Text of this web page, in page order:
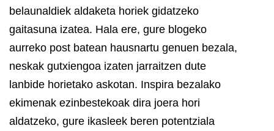
belaunaldiek aldaketa horiek gidatzeko
gaitasuna izatea. Hala ere, gure blogeko
aurreko post batean hausnartu genuen bezala,
neskak gutxiengoa izaten jarraitzen dute
lanbide horietako askotan. Inspira bezalako
ekimenak ezinbestekoak dira joera hori
aldatzeko, gure ikasleek beren potentziala